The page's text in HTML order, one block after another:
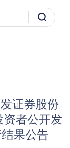
证券股份
者公开发
果公告